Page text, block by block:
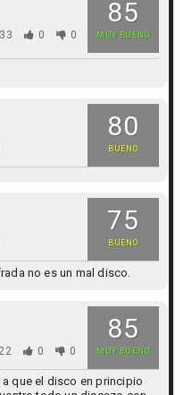
85
MUY BUENO
0 0
80
BUENO
75
BUENO
no es un mal disco.
85
MUY BUENO
0 0
que el disco en principio